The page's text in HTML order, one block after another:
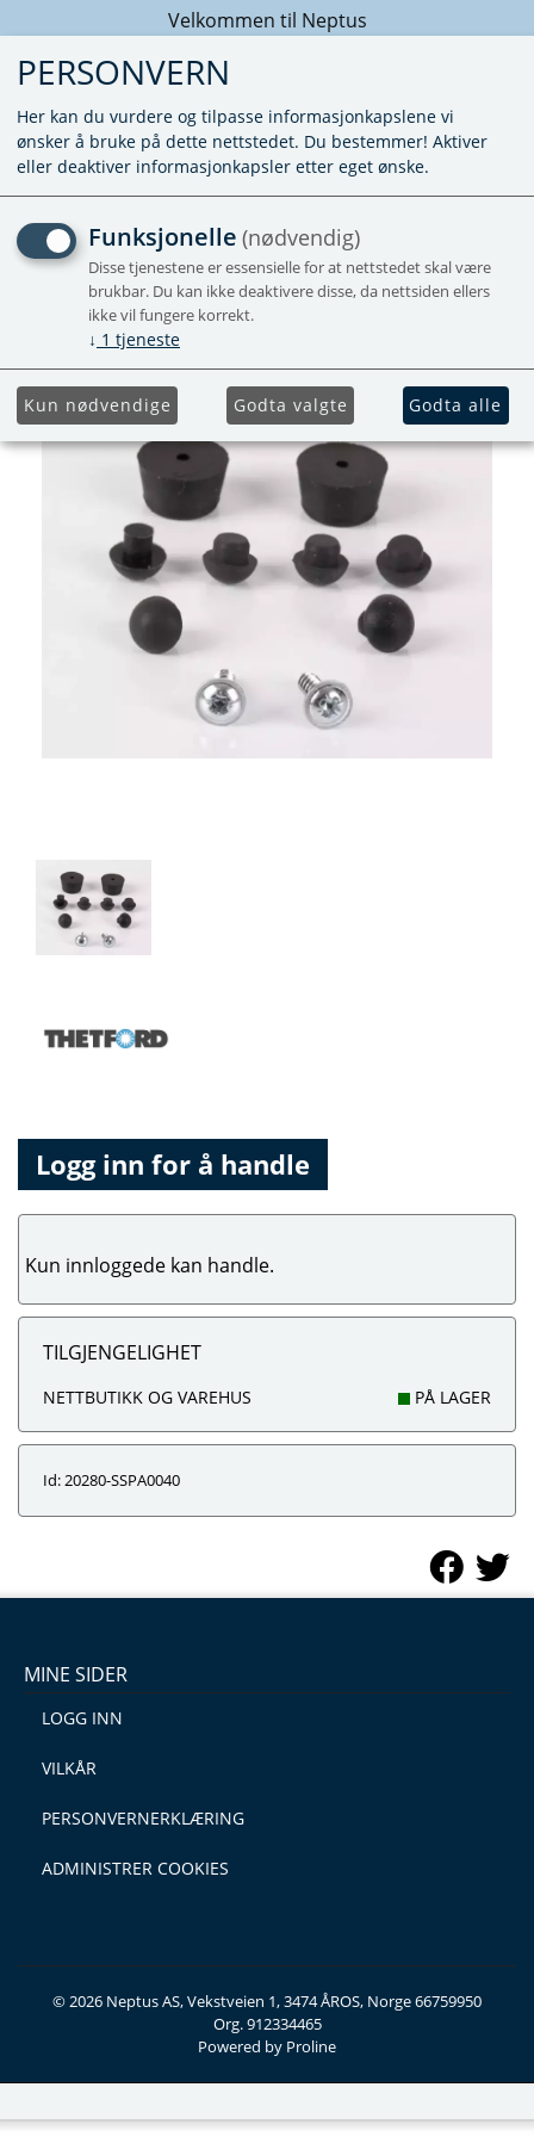
Velkommen til Neptus
KNOTT GUMMI KOKETOPP
BUMP STOP,PUSH
Logg inn for å handle
Kun innloggede kan handle.
TILGJENGELIGHET
NETTBUTIKK OG VAREHUS PÅ LAGER
Id: 20280-SSPA0040
MINE SIDER
LOGG INN
VILKÅR
PERSONVERNERKLÆRING
ADMINISTRER COOKIES
© 2026 Neptus AS, Vekstveien 1, 3474 ÅROS, Norge 66759950
Org. 912334465
Powered by Proline
PERSONVERN
Her kan du vurdere og tilpasse informasjonkapslene vi
ønsker å bruke på dette nettstedet. Du bestemmer! Aktiver
eller deaktiver informasjonkapsler etter eget ønske.
Funksjonelle (nødvendig)
Disse tjenestene er essensielle for at nettstedet skal være
brukbar. Du kan ikke deaktivere disse, da nettsiden ellers
ikke vil fungere korrekt.
↓ 1 tjeneste
Kun nødvendige Godta valgte Godta alle